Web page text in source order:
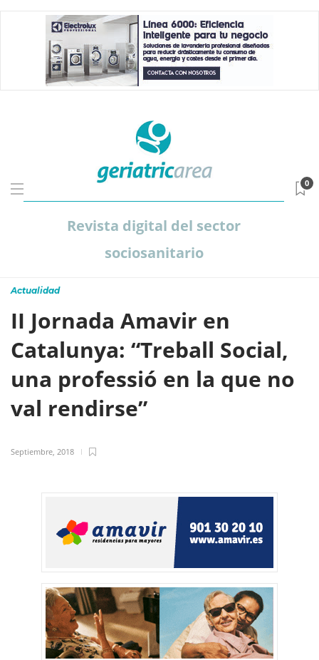
Revista digital del sector
sociosanitario
0
Actualidad
II Jornada Amavir en
Catalunya: “Treball Social,
una professió en la que no
val rendirse”
Septiembre, 2018